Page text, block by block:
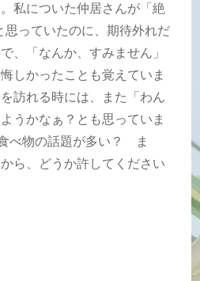
私についた仲居さんが「絶
思っていたのに、期待外れだ
、「なんか、すみません」
しかったことも覚えていま
訪れる時には、また「わん
うかなぁ？とも思っていま
べ物の話題が多い？ ま
ら、どうか許してください